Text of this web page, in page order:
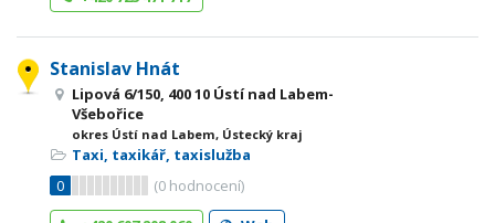
Stanislav Hnát
Lipová 6/150, 400 10 Ústí nad Labem-
Všebořice
okres Ústí nad Labem, Ústecký kraj
Taxi, taxikář, taxislužba
0
(0 hodnocení)